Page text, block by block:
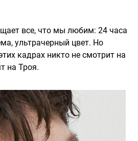
все, что мы любим: 24 часа
ультрачерный цвет. Но
кадрах никто не смотрит на
на Троя.